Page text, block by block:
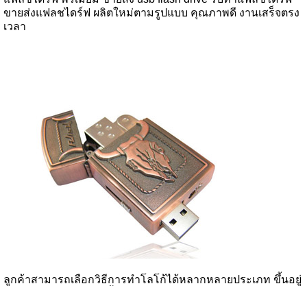
ขายส่งแฟลชไดร์ฟ ผลิตใหม่ตามรูปแบบ คุณภาพดี งานเสร็จตรง
เวลา
ลูกค้าสามารถเลือกวิธีการทำโลโก้ได้หลากหลายประเภท ขึ้นอยู่